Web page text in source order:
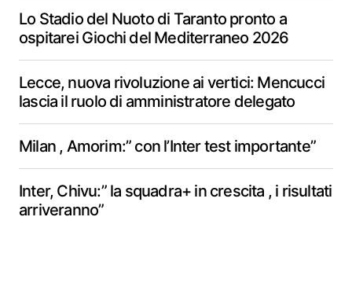
Lo Stadio del Nuoto di Taranto pronto a
ospitarei Giochi del Mediterraneo 2026
Lecce, nuova rivoluzione ai vertici: Mencucci
lascia il ruolo di amministratore delegato
Milan , Amorim:” con l’Inter test importante”
Inter, Chivu:” la squadra+ in crescita , i risultati
arriveranno”